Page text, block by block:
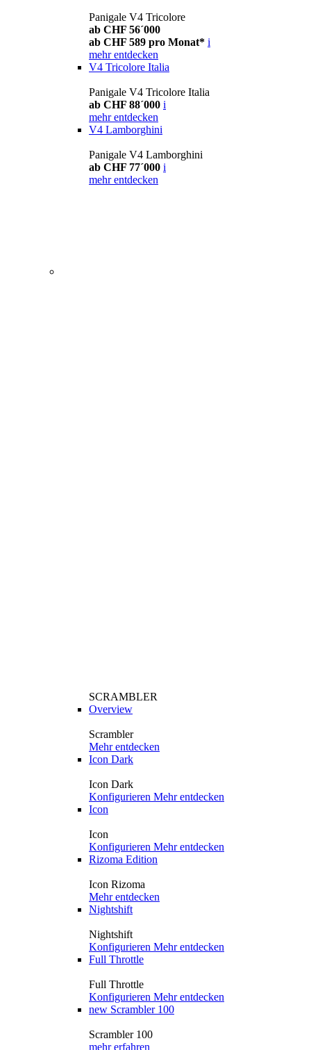
Panigale V4 Tricolore
ab CHF 56´000
ab CHF 589 pro Monat* i
mehr entdecken
V4 Tricolore Italia
Panigale V4 Tricolore Italia
ab CHF 88´000 i
mehr entdecken
V4 Lamborghini
Panigale V4 Lamborghini
ab CHF 77´000 i
mehr entdecken
SCRAMBLER
Overview
Scrambler
Mehr entdecken
Icon Dark
Icon Dark
Konfigurieren Mehr entdecken
Icon
Icon
Konfigurieren Mehr entdecken
Rizoma Edition
Icon Rizoma
Mehr entdecken
Nightshift
Nightshift
Konfigurieren Mehr entdecken
Full Throttle
Full Throttle
Konfigurieren Mehr entdecken
new Scrambler 100
Scrambler 100
mehr erfahren